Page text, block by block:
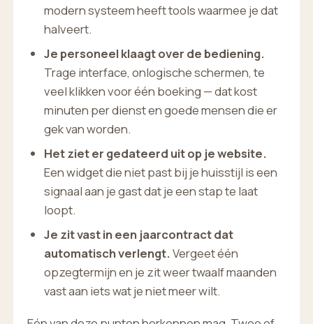
modern systeem heeft tools waarmee je dat
halveert.
Je personeel klaagt over de bediening.
Trage interface, onlogische schermen, te
veel klikken voor één boeking — dat kost
minuten per dienst en goede mensen die er
gek van worden.
Het ziet er gedateerd uit op je website.
Een widget die niet past bij je huisstijl is een
signaal aan je gast dat je een stap te laat
loopt.
Je zit vast in een jaarcontract dat
automatisch verlengt.Vergeet één
opzegtermijn en je zit weer twaalf maanden
vast aan iets wat je niet meer wilt.